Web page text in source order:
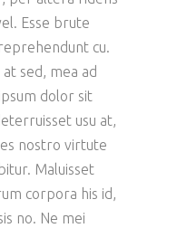
Esse brute
cu.
sed, mea ad
dolor sit
usu at,
nostro virtute
Maluisset
corpora his id,
no. Ne mei